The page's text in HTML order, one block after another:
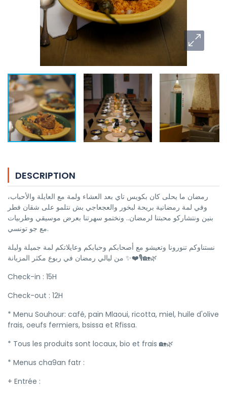
DESCRIPTION
رمضان ما يحلى كان بكويس تاي بعد العشاء ولمة مع العايلة والأحباب،
وفي لمة رمضانية بريحة لبخور والعجعاجي بش نتلمو على شقان فطر
بنين ونتشاركو محبتنا لرمضان.. ونختمو سهرتنا بعرض موسيقي وطربيات
مع جو تونسي.
نستناوكم تنورونا وتعيشو مع أصحابكم وحبابكم وعايلاتكم لمة جميلة وليلة
من ليالي رمضان في ربوع مكثر المزيانة ✨❤️🎙️🏡🌿
Check-in : 15H
Check-out : 12H
* Menu Souhour: café, pain Mlaoui, ricotta, miel, huile d'olive
frais, oeufs fermiers, bsissa et Rfissa.
* Tous les produits sont locaux, bio et frais 🏡🌿
* Menus cha9an fatr :
+ Entrée :